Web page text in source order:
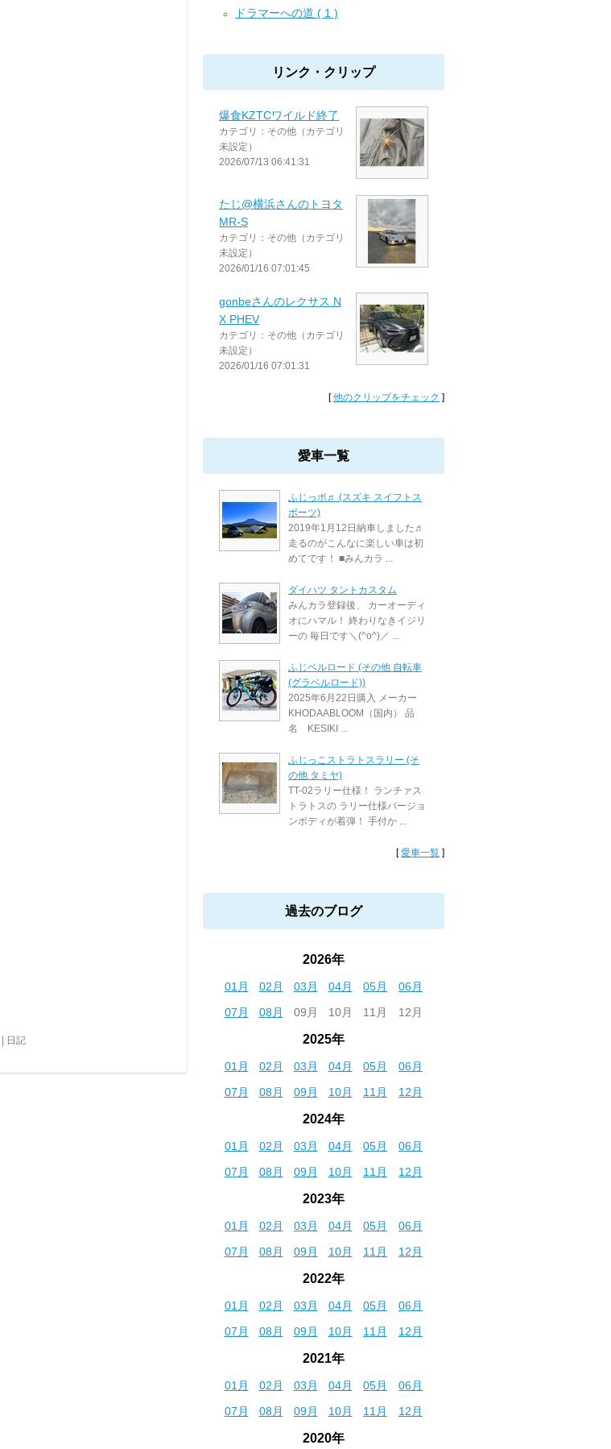
| 日記
ドラマーへの道 ( 1 )
リンク・クリップ
爆食KZTCワイルド終了
カテゴリ：その他（カテゴリ
未設定）
2026/07/13 06:41:31
たじ@横浜さんのトヨタ
MR-S
カテゴリ：その他（カテゴリ
未設定）
2026/01/16 07:01:45
gonbeさんのレクサス N
X PHEV
カテゴリ：その他（カテゴリ
未設定）
2026/01/16 07:01:31
[他のクリップをチェック ]
愛車一覧
ふじっポ♬ (スズキ スイフトス
ポーツ)
2019年1月12日納車しました♬
走るのがこんなに楽しい車は初
めてです！ ■みんカラ ...
ダイハツ タントカスタム
みんカラ登録後、 カーオーディ
オにハマル！ 終わりなきイジリ
ーの 毎日です＼(^o^)／ ...
ふじベルロード (その他 自転車
(グラベルロード))
2025年6月22日購入 メーカー
KHODAABLOOM（国内） 品
名 KESIKI ...
ふじっこストラトスラリー (そ
の他 タミヤ)
TT-02ラリー仕様！ ランチァス
トラトスの ラリー仕様バージョ
ンボディが着弾！ 手付か ...
[愛車一覧 ]
過去のブログ
2026年
01月 02月 03月 04月 05月
06月
07月
08月 09月 10月 11月 12月
2025年
01月 02月 03月 04月 05月
06月
07月
08月 09月 10月 11月 12月
2024年
01月 02月 03月 04月 05月
06月
07月
08月 09月 10月 11月 12月
2023年
01月 02月 03月 04月 05月
06月
07月
08月 09月 10月 11月 12月
2022年
01月 02月 03月 04月 05月
06月
07月
08月 09月 10月 11月 12月
2021年
01月 02月 03月 04月 05月
06月
07月
08月 09月 10月 11月 12月
2020年